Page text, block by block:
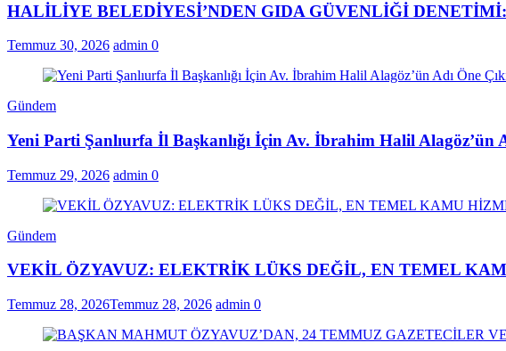
HALİLİYE BELEDİYESİ’NDEN GIDA GÜVENLİĞİ
Temmuz 30, 2026 admin 0
Gündem
Yeni Parti Şanlıurfa İl Başkanlığı İçin Av. İbrahim Halil Alagöz’ün
Temmuz 29, 2026 admin 0
Gündem
VEKİL ÖZYAVUZ: ELEKTRİK LÜKS DEĞİL, EN TEMEL
Temmuz 28, 2026Temmuz 28, 2026 admin 0